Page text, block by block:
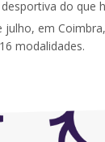
do que
em
modalidades.